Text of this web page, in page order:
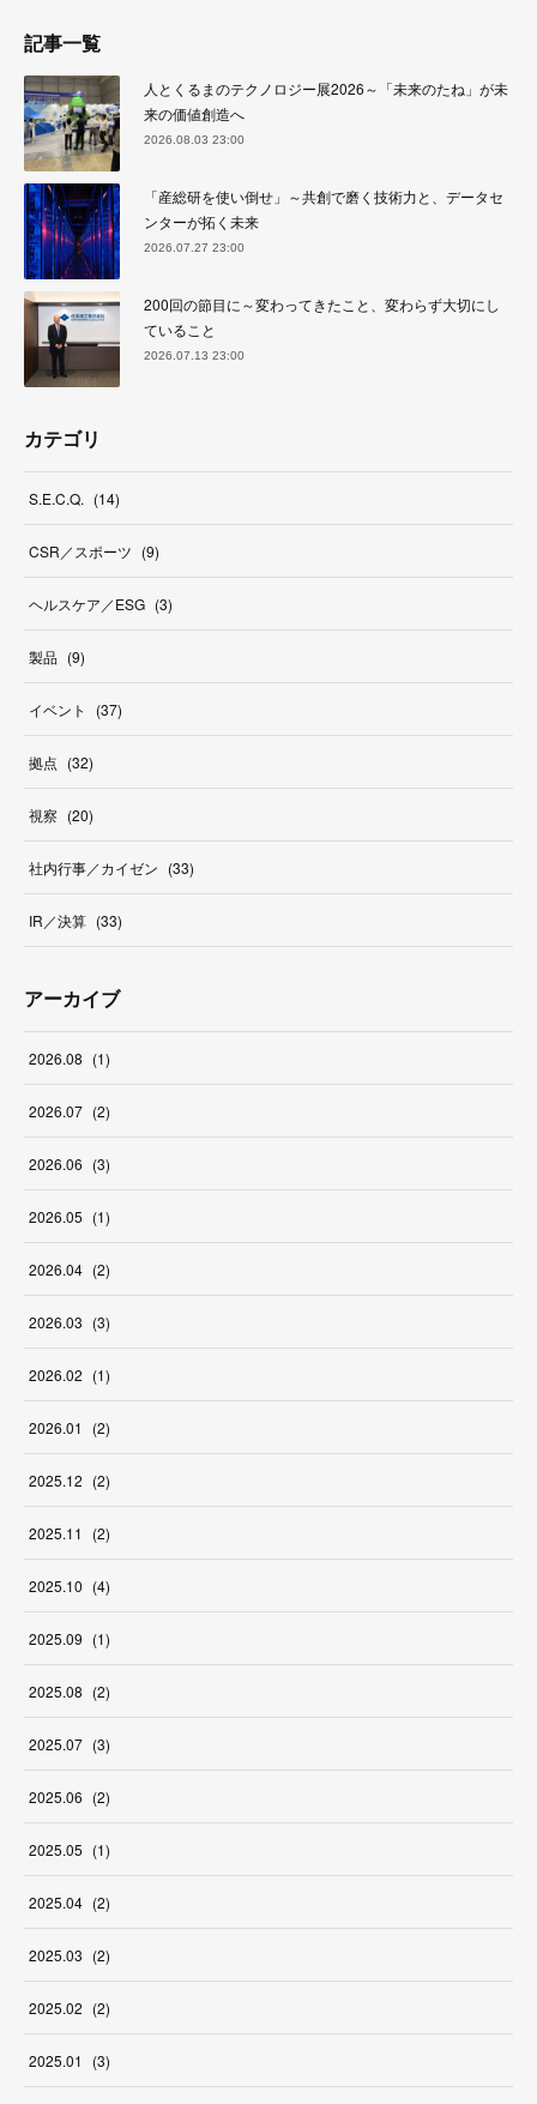
記事一覧
人とくるまのテクノロジー展2026～「未来のたね」が未
来の価値創造へ
2026.08.03 23:00
「産総研を使い倒せ」～共創で磨く技術力と、データセ
ンターが拓く未来
2026.07.27 23:00
200回の節目に～変わってきたこと、変わらず大切にし
ていること
2026.07.13 23:00
カテゴリ
S.E.C.Q. (14)
CSR／スポーツ (9)
ヘルスケア／ESG (3)
製品 (9)
イベント (37)
拠点 (32)
視察 (20)
社内行事／カイゼン (33)
IR／決算 (33)
アーカイブ
2026.08 (1)
2026.07 (2)
2026.06 (3)
2026.05 (1)
2026.04 (2)
2026.03 (3)
2026.02 (1)
2026.01 (2)
2025.12 (2)
2025.11 (2)
2025.10 (4)
2025.09 (1)
2025.08 (2)
2025.07 (3)
2025.06 (2)
2025.05 (1)
2025.04 (2)
2025.03 (2)
2025.02 (2)
2025.01 (3)